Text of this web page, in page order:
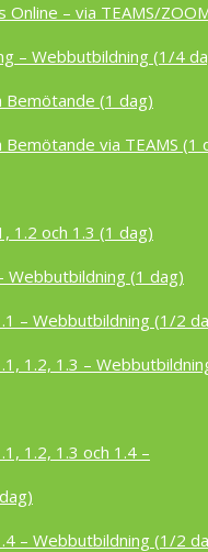
Online – via TEAMS/
– Webbutbildning (1/4
Bemötande (1 dag)
Bemötande via TEAMS (1
1.2 och 1.3 (1 dag)
Webbutbildning (1 dag)
– Webbutbildning (1/2
1.2, 1.3 –
1.2, 1.3 och 1.4 –
– Webbutbildning (1/2